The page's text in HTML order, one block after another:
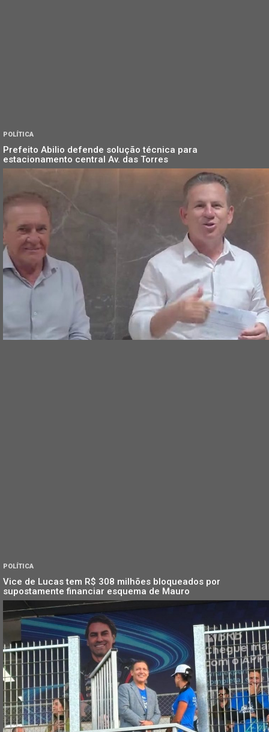
POLÍTICA
Prefeito Abilio defende solução técnica para
estacionamento central Av. das Torres
POLÍTICA
Vice de Lucas tem R$ 308 milhões bloqueados por
supostamente financiar esquema de Mauro